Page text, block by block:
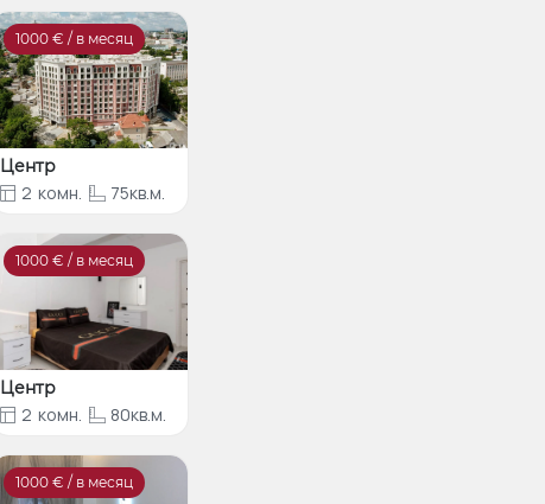
1000 € / в месяц
Центр
2 комн. 75кв.м.
1000 € / в месяц
Центр
2 комн. 80кв.м.
1000 € / в месяц